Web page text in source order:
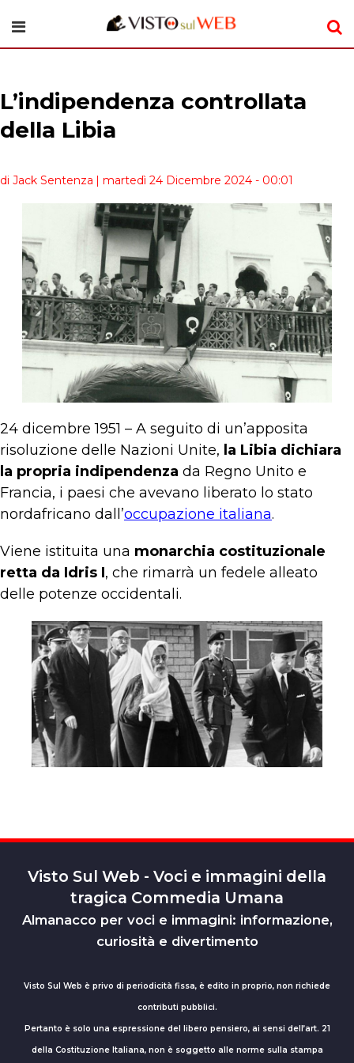
L’indipendenza controllata
della Libia
di Jack Sentenza | martedì 24 Dicembre 2024 - 00:01
24 dicembre 1951 – A seguito di un’apposita
risoluzione delle Nazioni Unite, la Libia dichiara
la propria indipendenza da Regno Unito e
Francia, i paesi che avevano liberato lo stato
nordafricano dall’occupazione italiana.
Viene istituita una monarchia costituzionale
retta da Idris I, che rimarrà un fedele alleato
delle potenze occidentali.
Visto Sul Web - Voci e immagini della
tragica Commedia Umana
Almanacco per voci e immagini: informazione,
curiosità e divertimento
Visto Sul Web è privo di periodicità fissa, è edito in proprio, non richiede
contributi pubblici.
Pertanto è solo una espressione del libero pensiero, ai sensi dell’art. 21
della Costituzione Italiana, non è soggetto alle norme sulla stampa